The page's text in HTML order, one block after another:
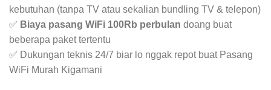
kebutuhan (tanpa TV atau sekalian bundling TV & telepon)
✅ Biaya pasang WiFi 100Rb perbulan doang buat
beberapa paket tertentu
✅ Dukungan teknis 24/7 biar lo nggak repot buat Pasang
WiFi Murah Kigamani